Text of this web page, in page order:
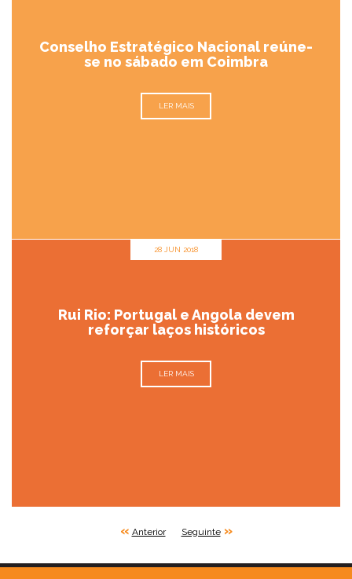
Conselho Estratégico Nacional reúne-
se no sábado em Coimbra
LER MAIS
28 JUN 2018
Rui Rio: Portugal e Angola devem
reforçar laços históricos
LER MAIS
« Anterior Seguinte »